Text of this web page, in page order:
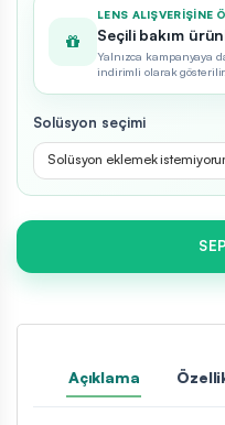
LENS ALIŞVERIŞINE
Seçili bakım
Yalnızca kampanyaya
indirimli olarak gösterilir.
Solüsyon seçimi
Solüsyon eklemek
Açıklama